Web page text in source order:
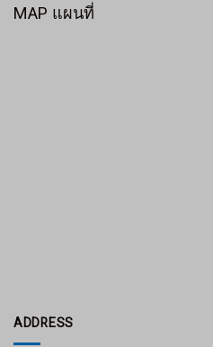
MAP แผนที่
ADDRESS